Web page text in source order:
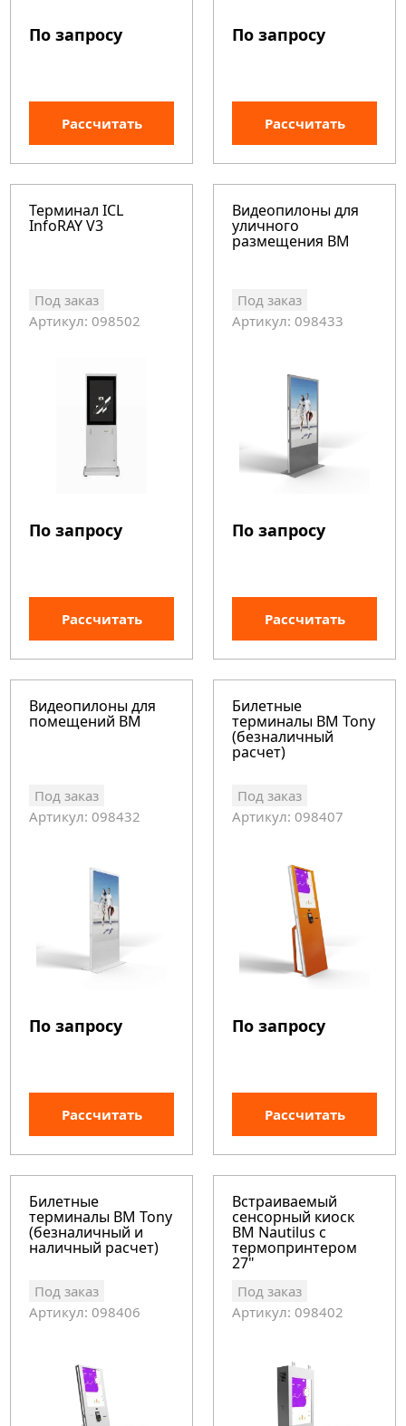
По запросу
Рассчитать
По запросу
Рассчитать
Терминал ICL
InfoRAY V3
Под заказ
Артикул: 098502
По запросу
Рассчитать
Видеопилоны для
уличного
размещения BM
Под заказ
Артикул: 098433
По запросу
Рассчитать
Видеопилоны для
помещений BM
Под заказ
Артикул: 098432
По запросу
Рассчитать
Билетные
терминалы BM Tony
(безналичный
расчет)
Под заказ
Артикул: 098407
По запросу
Рассчитать
Билетные
терминалы BM Tony
(безналичный и
наличный расчет)
Под заказ
Артикул: 098406
Встраиваемый
сенсорный киоск
BM Nautilus с
термопринтером
27"
Под заказ
Артикул: 098402